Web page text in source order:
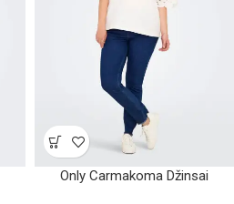
Only Carmakoma Džinsai